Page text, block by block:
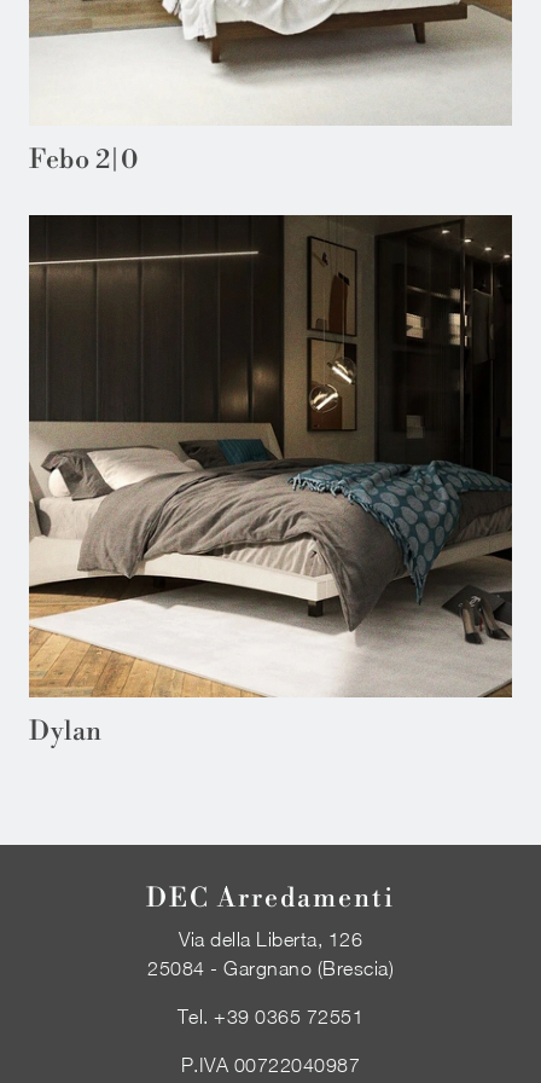
Febo 2|0
Dylan
DEC Arredamenti
Via della Liberta, 126
25084 - Gargnano (Brescia)
Tel.+39 0365 72551
P.IVA 00722040987